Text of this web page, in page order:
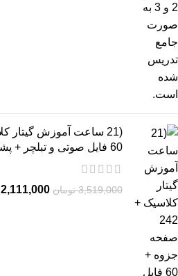
60 فایل صوتی و تبلچر + پشتیبانی!)
3,519,000 تومان 2,111,000